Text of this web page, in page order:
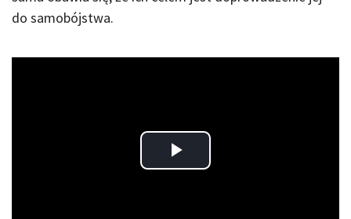
do samobójstwa.
Play